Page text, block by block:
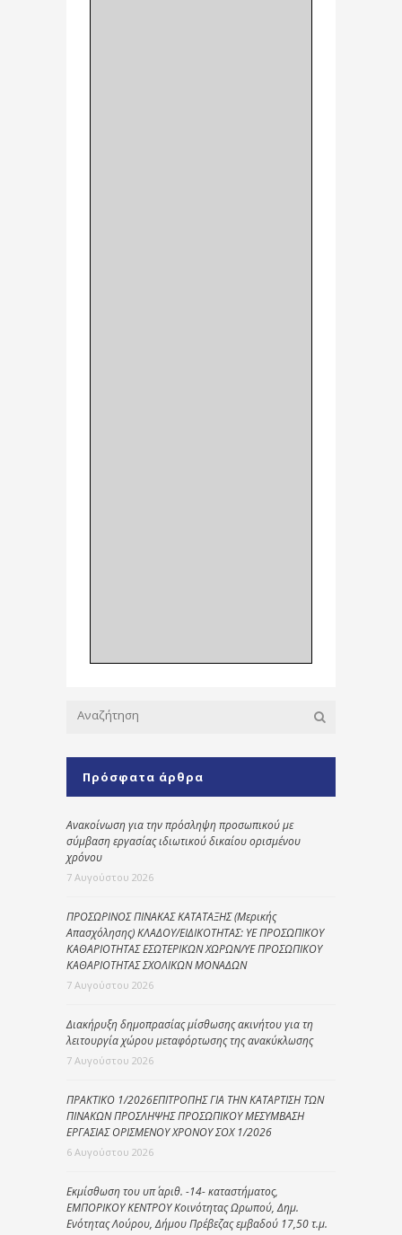
Πρόσφατα άρθρα
Ανακοίνωση για την πρόσληψη προσωπικού με
σύμβαση εργασίας ιδιωτικού δικαίου ορισμένου
χρόνου
7 Αυγούστου 2026
ΠΡΟΣΩΡΙΝΟΣ ΠΙΝΑΚΑΣ ΚΑΤΑΤΑΞΗΣ (Μερικής
Απασχόλησης) ΚΛΑΔΟΥ/ΕΙΔΙΚΟΤΗΤΑΣ: ΥΕ ΠΡΟΣΩΠΙΚΟΥ
ΚΑΘΑΡΙΟΤΗΤΑΣ ΕΣΩΤΕΡΙΚΩΝ ΧΩΡΩΝ/ΥΕ ΠΡΟΣΩΠΙΚΟΥ
ΚΑΘΑΡΙΟΤΗΤΑΣ ΣΧΟΛΙΚΩΝ ΜΟΝΑΔΩΝ
7 Αυγούστου 2026
Διακήρυξη δημοπρασίας μίσθωσης ακινήτου για τη
λειτουργία χώρου μεταφόρτωσης της ανακύκλωσης
7 Αυγούστου 2026
ΠΡΑΚΤΙΚΟ 1/2026ΕΠΙΤΡΟΠΗΣ ΓΙΑ ΤΗΝ ΚΑΤΑΡΤΙΣΗ ΤΩΝ
ΠΙΝΑΚΩΝ ΠΡΟΣΛΗΨΗΣ ΠΡΟΣΩΠΙΚΟΥ ΜΕΣΥΜΒΑΣΗ
ΕΡΓΑΣΙΑΣ ΟΡΙΣΜΕΝΟΥ ΧΡΟΝΟΥ ΣΟΧ 1/2026
6 Αυγούστου 2026
Εκμίσθωση του υπ΄ αριθ. -14- καταστήματος,
ΕΜΠΟΡΙΚΟΥ ΚΕΝΤΡΟΥ Κοινότητας Ωρωπού, Δημ.
Ενότητας Λούρου, Δήμου Πρέβεζας εμβαδού 17,50 τ.μ.